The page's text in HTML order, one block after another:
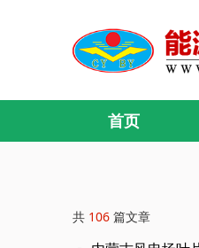
首页
共 106 篇文章